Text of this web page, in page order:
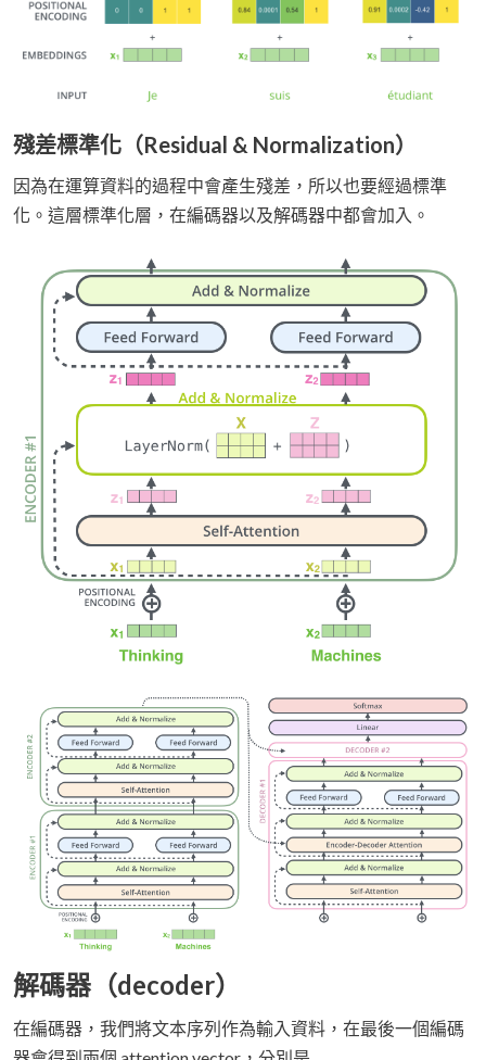
殘差標準化（Residual & Normalization）
因為在運算資料的過程中會產生殘差，所以也要經過標準
化。這層標準化層，在編碼器以及解碼器中都會加入。
解碼器（decoder）
在編碼器，我們將文本序列作為輸入資料，在最後一個編碼